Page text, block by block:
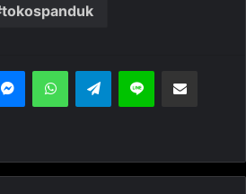
tokospanduk
Telegram